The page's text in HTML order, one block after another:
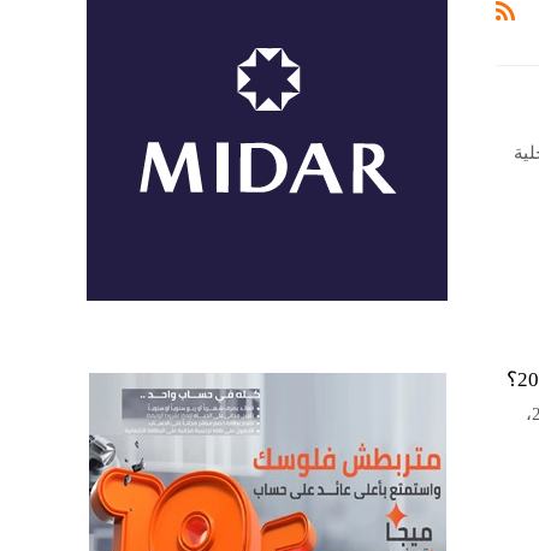
واصل احتياطي النقد الأجنبي لمصر أداءه التصاعدي خلال النصف الأول من عام 2026،